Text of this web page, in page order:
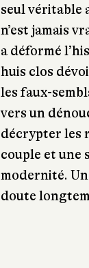
seul véritable
n’est jamais
a déformé
huis clos
les faux-
vers un
décrypter les
couple et une
modernité.
doute